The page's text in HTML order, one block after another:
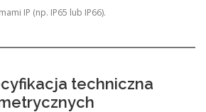
IP (np. IP65 lub IP66).
techniczna